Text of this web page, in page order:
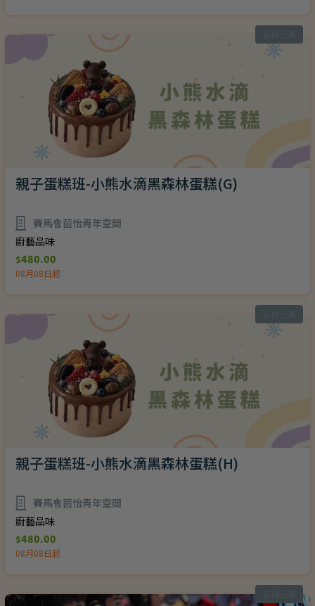
親子蛋糕班-小熊水滴黑森林蛋糕(G)
賽馬會茵怡青年空間
廚藝品味
$480.00
08月08日起
親子蛋糕班-小熊水滴黑森林蛋糕(H)
賽馬會茵怡青年空間
廚藝品味
$480.00
08月08日起